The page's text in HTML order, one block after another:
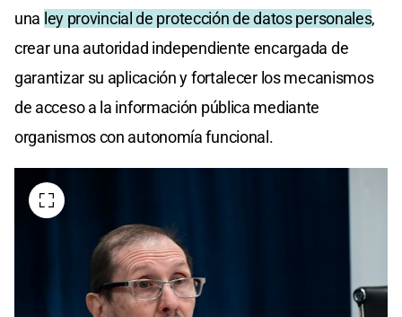
una ley provincial de protección de datos personales,
crear una autoridad independiente encargada de
garantizar su aplicación y fortalecer los mecanismos
de acceso a la información pública mediante
organismos con autonomía funcional.